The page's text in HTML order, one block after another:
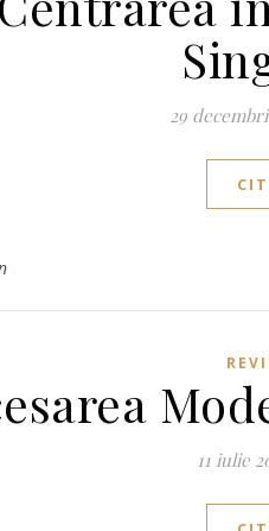
29
11 iulie